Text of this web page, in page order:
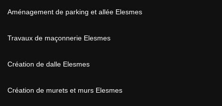
Aménagement de parking et allée Elesmes
Travaux de maçonnerie Elesmes
Création de dalle Elesmes
Création de murets et murs Elesmes